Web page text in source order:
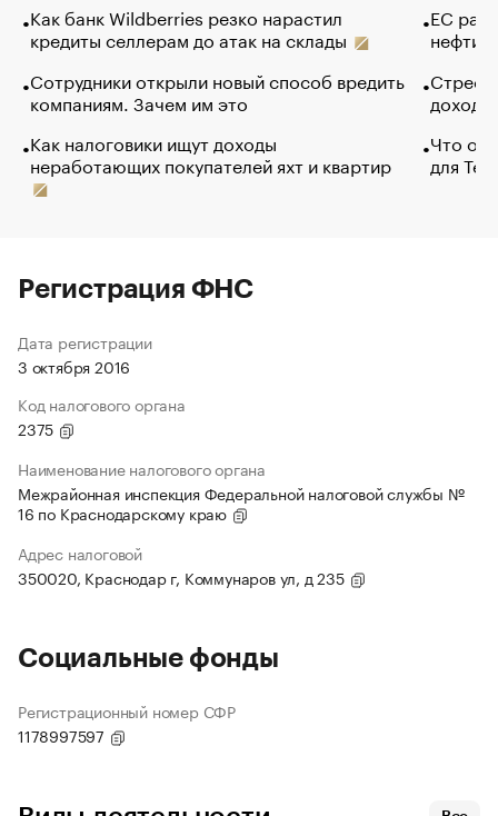
Как банк Wildberries резко нарастил
кредиты селлерам до атак на склады
Сотрудники открыли новый способ вредить
компаниям. Зачем им это
Как налоговики ищут доходы
неработающих покупателей яхт и квартир
ЕС
нефти
Что
для
Регистрация ФНС
Дата регистрации
3 октября 2016
Код налогового органа
2375
Наименование налогового органа
Межрайонная инспекция Федеральной налоговой службы №
16 по Краснодарскому краю
Адрес налоговой
350020, Краснодар г, Коммунаров ул, д 235
Социальные фонды
Регистрационный номер СФР
1178997597